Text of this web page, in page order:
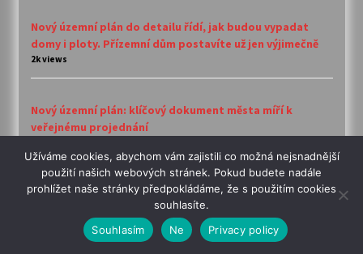
Nový územní plán do detailu řídí, jak budou vypadat
domy i ploty. Přízemní dům postavíte už jen výjimečně
2k views
Nový územní plán: klíčový dokument města míří k
veřejnému projednání
Máte text ke zveřejnění?
Užíváme cookies, abychom vám zajistili co možná nejsnadnější
použití našich webových stránek. Pokud budete nadále
prohlížet naše stránky předpokládáme, že s použitím cookies
souhlasíte.
Souhlasím
Ne Privacy policy